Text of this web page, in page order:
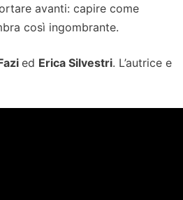
avanti: capire come
così ingombrante.
ed Erica Silvestri. L’autrice e